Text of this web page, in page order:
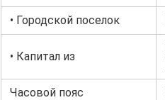
• Городской поселок
• Капитал из
Часовой пояс